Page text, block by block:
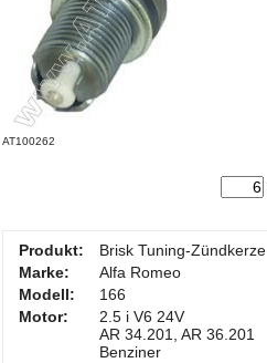
AT100262
Produkt:
Brisk Tuning-Zündkerze
Marke:
Alfa Romeo
Modell:
166
Motor:
2.5 i V6 24V
AR 34.201, AR 36.201
Benziner